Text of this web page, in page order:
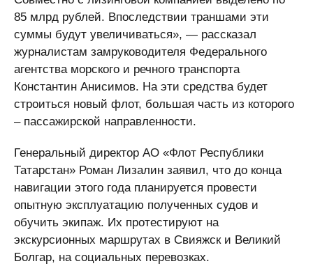
85 млрд рублей. Впоследствии траншами эти
суммы будут увеличиваться», — рассказал
журналистам замруководителя Федерального
агентства морского и речного транспорта
Константин Анисимов. На эти средства будет
строиться новый флот, большая часть из которого
– пассажирской направленности.
Генеральный директор АО «Флот Республики
Татарстан» Роман Лизалин заявил, что до конца
навигации этого года планируется провести
опытную эксплуатацию полученных судов и
обучить экипаж. Их протестируют на
экскурсионных маршрутах в Свияжск и Великий
Болгар, на социальных перевозках.